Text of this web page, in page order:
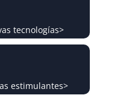
tecnologías>
estimulantes>